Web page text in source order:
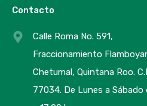
Contacto
Calle Roma No. 591,
Fraccionamiento
Chetumal, Quintana Roo.
77034. De Lunes a Sábado